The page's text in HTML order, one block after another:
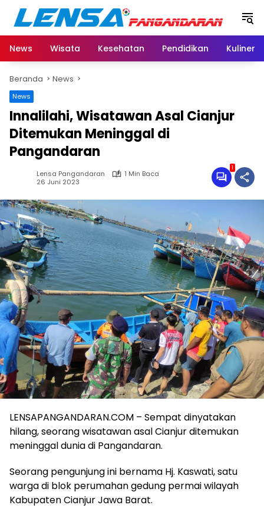
Langsung
konten
News
Wisata Kesehatan Pendidikan Kuliner
Beranda News
News
Innalilahi, Wisatawan Asal Cianjur
Ditemukan Meninggal di
Pangandaran
Lensa Pangandaran
1 Min Baca
26 Juni 2023
1
LENSAPANGANDARAN.COM – Sempat dinyatakan
hilang, seorang wisatawan asal Cianjur ditemukan
meninggal dunia di Pangandaran.
Seorang pengunjung ini bernama Hj. Kaswati, satu
warga di blok perumahan gedung permai wilayah
Kabupaten Cianjur Jawa Barat.